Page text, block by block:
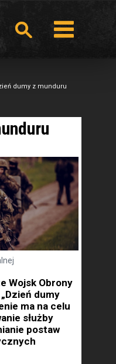
dumy z munduru
Wojsk Obrony
dumy
ma na celu
służby
postaw